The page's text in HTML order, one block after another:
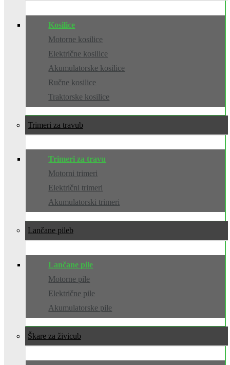
Kosilice
Motorne kosilice
Električne kosilice
Akumulatorske kosilice
Ručne kosilice
Traktorske kosilice
Trimeri za travu
Trimeri za travu
Motorni trimeri
Električni trimeri
Akumulatorski trimeri
Lančane pile
Lančane pile
Motorne pile
Električne pile
Akumulatorske pile
Škare za živicu